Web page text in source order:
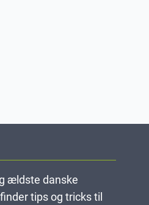
ældste danske
tips og tricks til